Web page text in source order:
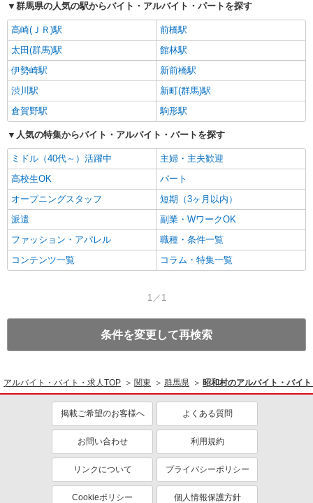
群馬県の人気の駅からバイト・アルバイト・パートを探す
高崎(ＪＲ)駅
前橋駅
太田(群馬)駅
館林駅
伊勢崎駅
新前橋駅
渋川駅
新町(群馬)駅
倉賀野駅
駒形駅
人気の特集からバイト・アルバイト・パートを探す
ミドル（40代～）活躍中
主婦・主夫歓迎
高校生OK
パート
オープニングスタッフ
短期（3ヶ月以内）
派遣
副業・WワークOK
ファッション・アパレル
職種・条件一覧
コンテンツ一覧
コラム・特集一覧
1／1
条件を変更して再検索
アルバイト・バイト・求人TOP 関東 群馬県 昭和村のアルバイト・バイ
掲載ご希望のお客様へ よくある質問
お問い合わせ 利用規約
リンクについて プライバシーポリシー
Cookieポリシー 個人情報保護方針